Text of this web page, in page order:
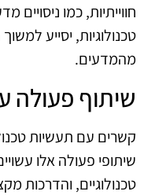
חווייתיות, כמו ניסויים
טכנולוגיות, יסייע
מהמדעים.
שיתוף פעולה
קשרים עם תעשיות
שיתופי פעולה אלו
טכנולוגיים, והדרכות